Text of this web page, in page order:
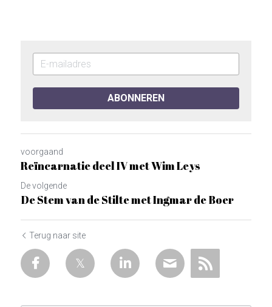
ABONNEREN
voorgaand
Reïncarnatie deel IV met Wim Leys
De volgende
De Stem van de Stilte met Ingmar de Boer
Terug naar site